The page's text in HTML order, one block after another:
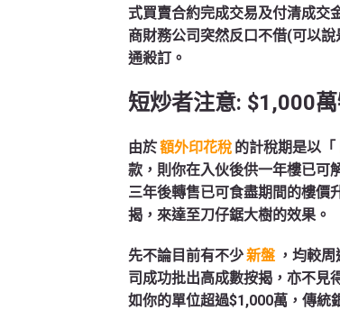
式買賣合約完成交易及付清成交
商財務公司突然反口不借(可以
通殺訂。
短炒者注意: $1,000
由於額外印花稅 的計稅期是以「
款，則你在入伙後供一年樓已可
三年後轉售已可食盡期間的樓價
揭，來達至刀仔鋸大樹的效果。
先不論目前有不少新盤 ，均較
司成功批出高成數按揭，亦不見
如你的單位超過$1,000萬，傳統